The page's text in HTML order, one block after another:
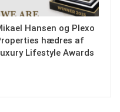
Hansen og Plexo
hædres af
Lifestyle Awards